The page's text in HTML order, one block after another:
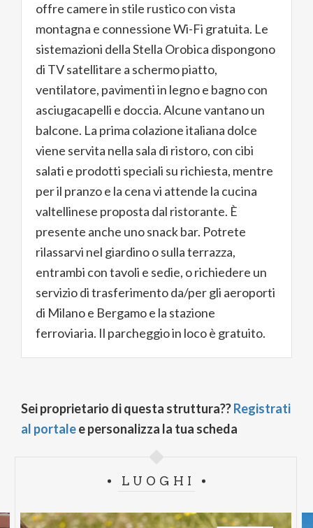
offre camere in stile rustico con vista
montagna e connessione Wi-Fi gratuita. Le
sistemazioni della Stella Orobica dispongono
di TV satellitare a schermo piatto,
ventilatore, pavimenti in legno e bagno con
asciugacapelli e doccia. Alcune vantano un
balcone. La prima colazione italiana dolce
viene servita nella sala di ristoro, con cibi
salati e prodotti speciali su richiesta, mentre
per il pranzo e la cena vi attende la cucina
valtellinese proposta dal ristorante. È
presente anche uno snack bar. Potrete
rilassarvi nel giardino o sulla terrazza,
entrambi con tavoli e sedie, o richiedere un
servizio di trasferimento da/per gli aeroporti
di Milano e Bergamo e la stazione
ferroviaria. Il parcheggio in loco è gratuito.
Sei proprietario di questa struttura??Registrati
al portalee personalizza la tua scheda
LUOGHI